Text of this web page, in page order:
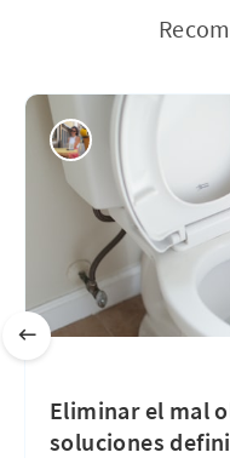
Eliminar el mal
soluciones